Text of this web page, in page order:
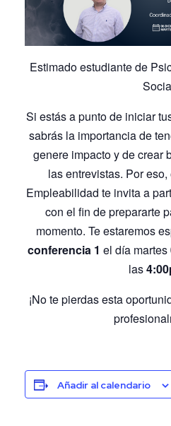
Estimado estudiante de
Si estás a punto de iniciar
sabrás la importancia de
genere impacto y de crear
las entrevistas. Por
Empleabilidad te invita a
con el fin de prepararte
momento. Te estaremos
conferencia 1 el día martes
las
¡No te pierdas esta
Añadir al calendario